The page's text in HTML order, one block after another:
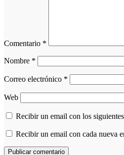
Comentario *
Nombre *
Correo electrónico *
Web
Recibir un email con los
Recibir un email con cada nueva